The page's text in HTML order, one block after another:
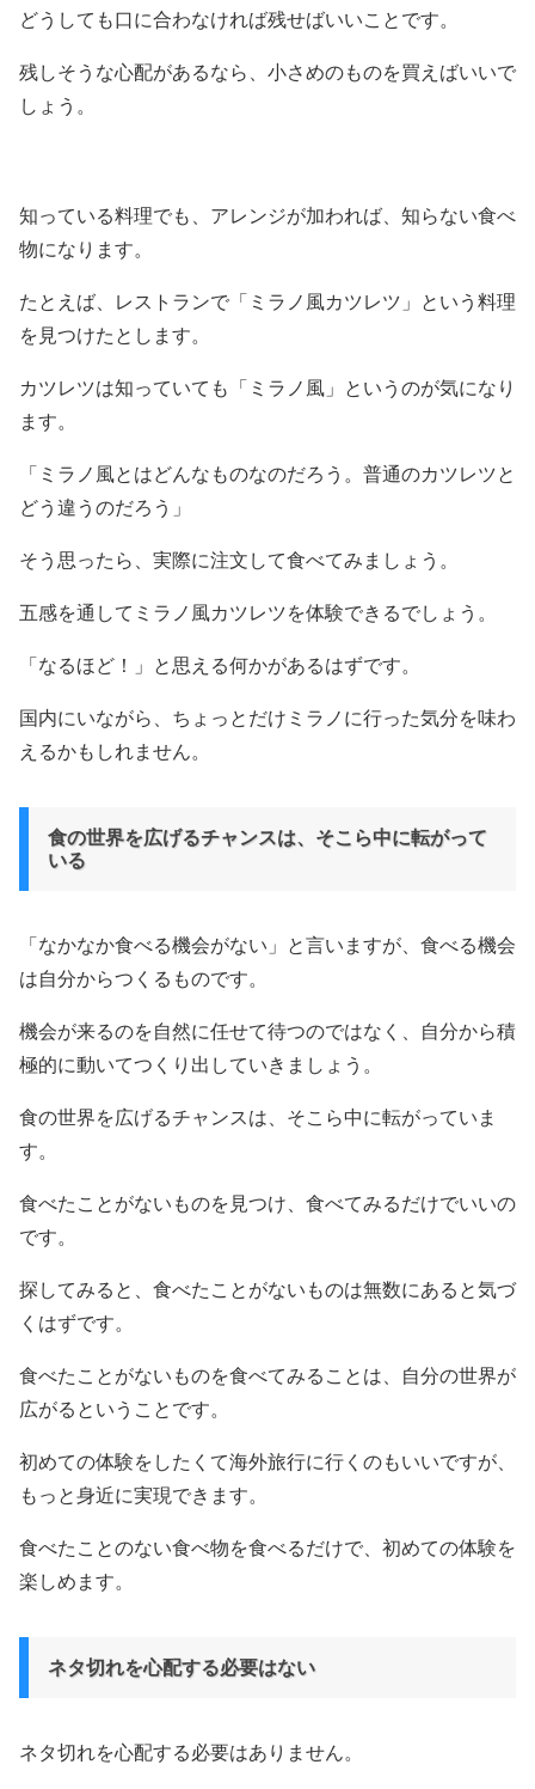
どうしても口に合わなければ残せばいいことです。
残しそうな心配があるなら、小さめのものを買えばいいで
しょう。
知っている料理でも、アレンジが加われば、知らない食べ
物になります。
たとえば、レストランで「ミラノ風カツレツ」という料理
を見つけたとします。
カツレツは知っていても「ミラノ風」というのが気になり
ます。
「ミラノ風とはどんなものなのだろう。普通のカツレツと
どう違うのだろう」
そう思ったら、実際に注文して食べてみましょう。
五感を通してミラノ風カツレツを体験できるでしょう。
「なるほど！」と思える何かがあるはずです。
国内にいながら、ちょっとだけミラノに行った気分を味わ
えるかもしれません。
食の世界を広げるチャンスは、そこら中に転がって
いる
「なかなか食べる機会がない」と言いますが、食べる機会
は自分からつくるものです。
機会が来るのを自然に任せて待つのではなく、自分から積
極的に動いてつくり出していきましょう。
食の世界を広げるチャンスは、そこら中に転がっていま
す。
食べたことがないものを見つけ、食べてみるだけでいいの
です。
探してみると、食べたことがないものは無数にあると気づ
くはずです。
食べたことがないものを食べてみることは、自分の世界が
広がるということです。
初めての体験をしたくて海外旅行に行くのもいいですが、
もっと身近に実現できます。
食べたことのない食べ物を食べるだけで、初めての体験を
楽しめます。
ネタ切れを心配する必要はない
ネタ切れを心配する必要はありません。